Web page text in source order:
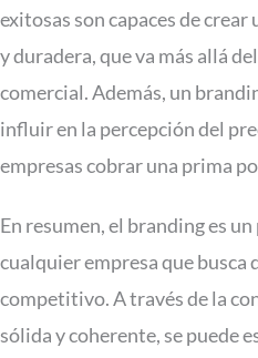
exitosas son capaces de
y duradera, que va más allá
comercial. Además, un
influir en la percepción del
empresas cobrar una prima
En resumen, el branding es
cualquier empresa que busca
competitivo. A través de la
sólida y coherente, se puede